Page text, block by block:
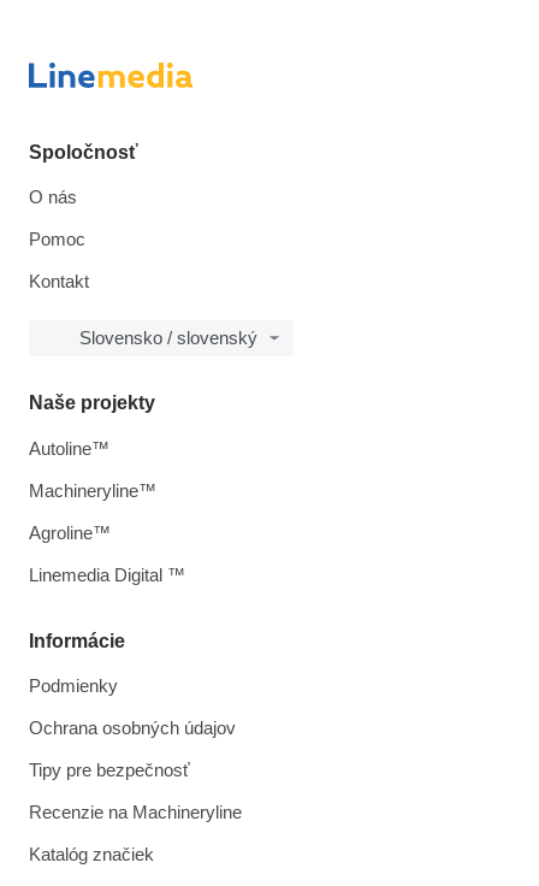
Spoločnosť
O nás
Pomoc
Kontakt
Slovensko / slovenský
Informácie
Podmienky
Ochrana osobných údajov
Tipy pre bezpečnosť
Recenzie na Machineryline
Katalóg značiek
Naše projekty
Autoline™
Machineryline™
Agroline™
Linemedia Digital ™